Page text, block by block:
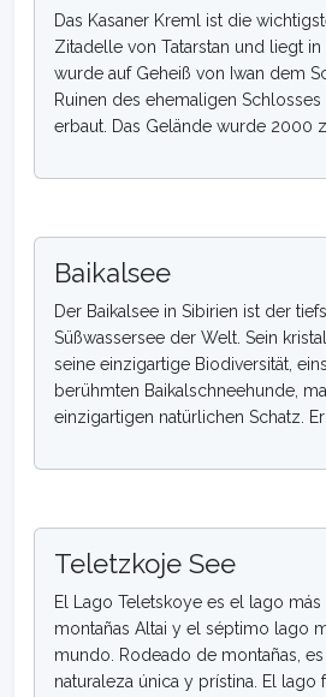
Das Kasaner Kreml ist die
Zitadelle von Tatarstan und liegt in
wurde auf Geheiß von Iwan dem
Ruinen des ehemaligen Schlosses
erbaut. Das Gelände wurde 2000
Baikalsee
Der Baikalsee in Sibirien ist der
Süßwassersee der Welt. Sein
seine einzigartige Biodiversität,
berühmten Baikalschneehunde,
einzigartigen natürlichen Schatz. Er
Teletzkoje See
El Lago Teletskoye es el lago
montañas Altai y el séptimo lago
mundo. Rodeado de montañas,
naturaleza única y prístina. El lago